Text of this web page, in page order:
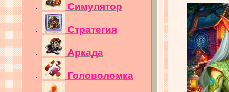
Симулятор
Стратегия
Аркада
Головоломка